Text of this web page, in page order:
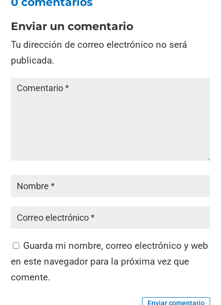
Enviar un comentario
Tu dirección de correo electrónico no será
publicada.
Guarda mi nombre, correo electrónico y web
en este navegador para la próxima vez que
comente.
Enviar comentario